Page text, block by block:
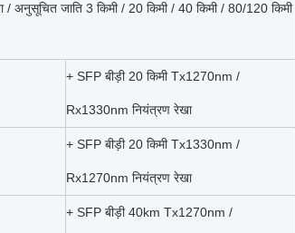
अनुसूचित जाति 3 किमी / 20 किमी / 40 किमी / 80/120 किमी
+ SFP बीड़ी 20 किमी Tx1270nm /
Rx1330nm नियंत्रण रेखा
+ SFP बीड़ी 20 किमी Tx1330nm /
Rx1270nm नियंत्रण रेखा
+ SFP बीड़ी 40km Tx1270nm /